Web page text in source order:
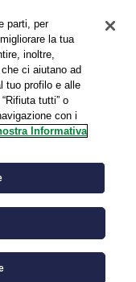
EN
IL MIO PRESS KIT
Futuro”
II di
e
nostro
parti, per
la tua
inoltre,
ci aiutano ad
tuo profilo e alle
tutti” o
con i
Informativa